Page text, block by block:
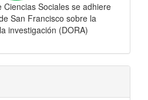
Ciencias Sociales se adhiere
San Francisco sobre la
investigación (DORA)